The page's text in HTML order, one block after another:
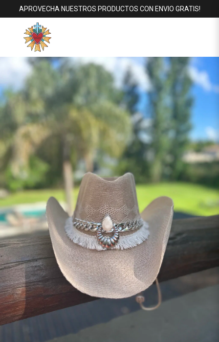
APROVECHA NUESTROS PRODUCTOS CON ENVIO GRATIS!